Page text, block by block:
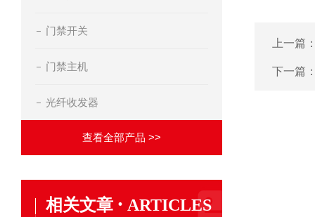
门禁开关
门禁主机
光纤收发器
查看全部产品 >>
相关文章 · ARTICLES
上一篇
下一篇